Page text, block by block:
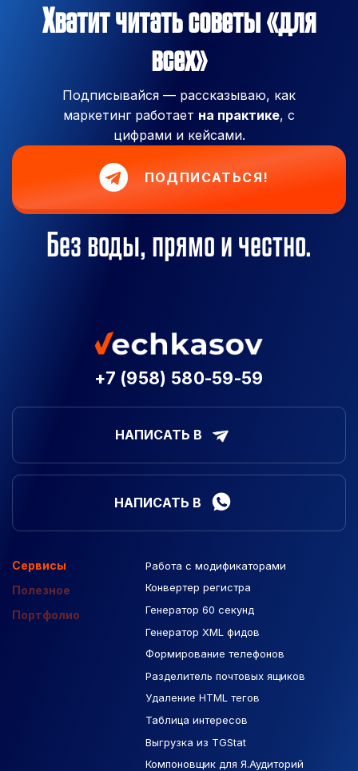
Хватит читать советы «для
всех»
Подписывайся — рассказываю, как
маркетинг работает на практике, с
цифрами и кейсами.
ПОДПИСАТЬСЯ!
Без воды, прямо и честно.
+7 (958) 580-59-59
НАПИСАТЬ В
НАПИСАТЬ В
Сервисы
Полезное
Портфолио
Работа с модификаторами
Конвертер регистра
Генератор 60 секунд
Генератор XML фидов
Формирование телефонов
Разделитель почтовых ящиков
Удаление HTML тегов
Таблица интересов
Выгрузка из TGStat
Компоновщик для Я.Аудиторий
Подборка сайтов
Макеты Figma
База Яндекс Карты
РСЯ площадки
Созданные сайты
Контекстная реклама